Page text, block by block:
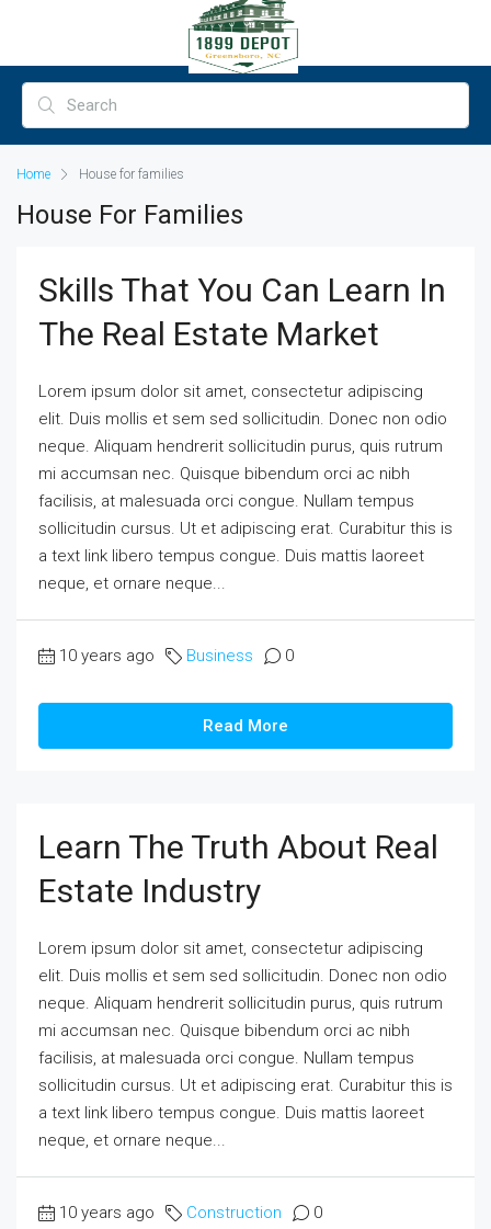
Home House for families
House For Families
Skills That You Can Learn In
The Real Estate Market
Lorem ipsum dolor sit amet, consectetur adipiscing
elit. Duis mollis et sem sed sollicitudin. Donec non odio
neque. Aliquam hendrerit sollicitudin purus, quis rutrum
mi accumsan nec. Quisque bibendum orci ac nibh
facilisis, at malesuada orci congue. Nullam tempus
sollicitudin cursus. Ut et adipiscing erat. Curabitur this is
a text link libero tempus congue. Duis mattis laoreet
neque, et ornare neque...
10 years ago Business 0
Read More
Learn The Truth About Real
Estate Industry
Lorem ipsum dolor sit amet, consectetur adipiscing
elit. Duis mollis et sem sed sollicitudin. Donec non odio
neque. Aliquam hendrerit sollicitudin purus, quis rutrum
mi accumsan nec. Quisque bibendum orci ac nibh
facilisis, at malesuada orci congue. Nullam tempus
sollicitudin cursus. Ut et adipiscing erat. Curabitur this is
a text link libero tempus congue. Duis mattis laoreet
neque, et ornare neque...
10 years ago Construction 0